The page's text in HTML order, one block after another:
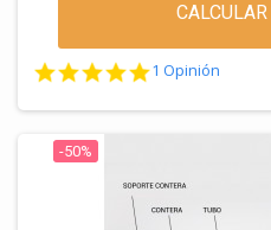
5.0 star rating
1 Opinión
-50%